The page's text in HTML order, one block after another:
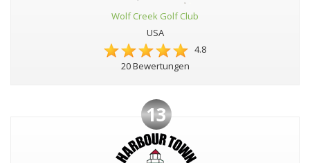
Wolf Creek Golf Club
USA
4.8
20 Bewertungen
13